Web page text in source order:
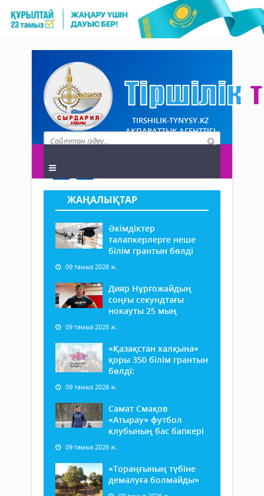
TIRSHILIK-TYNYSY.KZ
АҚПАРАТТЫҚ АГЕНТТІГІ
ЖАҢАЛЫҚТАР
Әкімдіктер
талапкерлерге неше
білім грантын бөлді
09 тамыз 2026 ж.
Дияр Нұрғожайдың
соңғы секундтағы
нокауты 25 мың
09 тамыз 2026 ж.
«Қазақстан халқына»
қоры 350 білім грантын
бөлді:
09 тамыз 2026 ж.
Самат Смақов
«Атырау» футбол
клубының бас бапкері
09 тамыз 2026 ж.
«Тораңғының түбіне
демалуға болмайды»